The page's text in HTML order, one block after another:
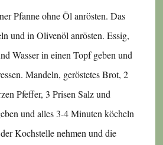
Pfanne ohne Öl anrösten. Das
und in Olivenöl anrösten. Essig,
Wasser in einen Topf geben und
Mandeln, geröstetes Brot, 2
Pfeffer, 3 Prisen Salz und
und alles 3-4 Minuten köcheln
Kochstelle nehmen und die